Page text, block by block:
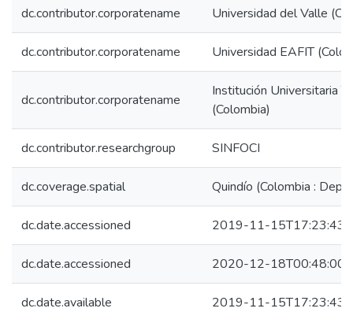
dc.contributor.corporatename Universidad del Valle
dc.contributor.corporatename Universidad EAFIT
dc.contributor.corporatename
Institución Universitaria
(Colombia)
dc.contributor.researchgroup SINFOCI
dc.coverage.spatial Quindío (Colombia :
dc.date.accessioned 2019-11-15T17:23:43Z
dc.date.accessioned 2020-12-18T00:48:00Z
dc.date.available 2019-11-15T17:23:43Z